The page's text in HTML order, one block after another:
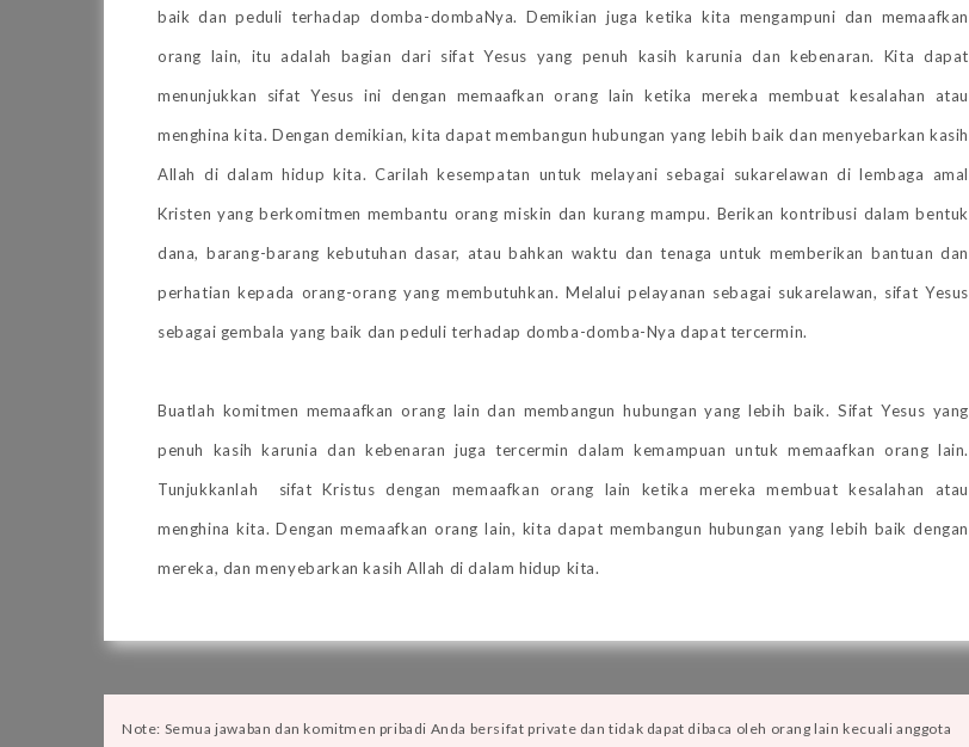
baik dan peduli terhadap domba-dombaNya.Demikian juga ketika kita mengampuni dan memaafkan
orang lain, itu adalah bagian dari sifat Yesus yang penuh kasih karunia dan kebenaran. Kita dapat
menunjukkan sifat Yesus ini dengan memaafkan orang lain ketika mereka membuat kesalahan atau
menghina kita. Dengan demikian, kita dapat membangun hubungan yang lebih baik dan menyebarkan kasih
Allah di dalam hidup kita.Carilah kesempatan untuk melayani sebagai sukarelawan di lembaga amal
Kristen yang berkomitmen membantu orang miskin dan kurang mampu. Berikan kontribusi dalam bentuk
dana, barang-barang kebutuhan dasar, atau bahkan waktu dan tenaga untuk memberikan bantuan dan
perhatian kepada orang-orang yang membutuhkan. Melalui pelayanan sebagai sukarelawan, sifat Yesus
sebagai gembala yang baik dan peduli terhadap domba-domba-Nya dapat tercermin.
Buatlah komitmen memaafkan orang lain dan membangun hubungan yang lebih baik. Sifat Yesus yang
penuh kasih karunia dan kebenaran juga tercermin dalam kemampuan untuk memaafkan orang lain.
Tunjukkanlah sifat Kristus dengan memaafkan orang lain ketika mereka membuat kesalahan atau
menghina kita. Dengan memaafkan orang lain, kita dapat membangun hubungan yang lebih baik dengan
mereka, dan menyebarkan kasih Allah di dalam hidup kita.
Note: Semua jawaban dan komitmen pribadi Anda bersifat private dan tidak dapat dibaca oleh orang lain kecuali anggota